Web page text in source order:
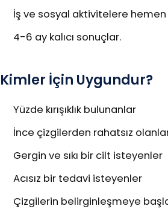
İş ve sosyal aktivitelere hemen
4-6 ay kalıcı sonuçlar.
Kimler İçin Uygundur?
Yüzde kırışıklık bulunanlar
İnce çizgilerden rahatsız
Gergin ve sıkı bir cilt isteyenler
Acısız bir tedavi isteyenler
Çizgilerin belirginleşmeye